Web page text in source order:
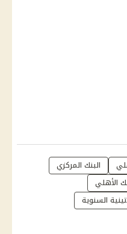
البنك المركزي
الأهلي
السنوية